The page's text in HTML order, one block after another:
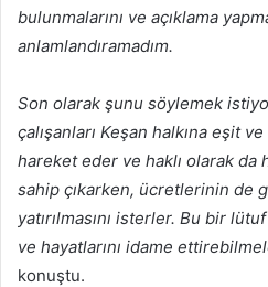
bulunmalarını ve açıklama
anlamlandıramadım.
Son olarak şunu söylemek
çalışanları Keşan halkına eşit
hareket eder ve haklı olarak da
sahip çıkarken, ücretlerinin de
yatırılmasını isterler. Bu bir
ve hayatlarını idame
konuştu.